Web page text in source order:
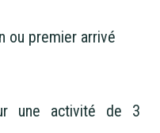
ou premier arrivé
une activité de 3